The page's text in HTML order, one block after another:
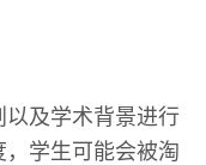
及学术背景进行
学生可能会被淘